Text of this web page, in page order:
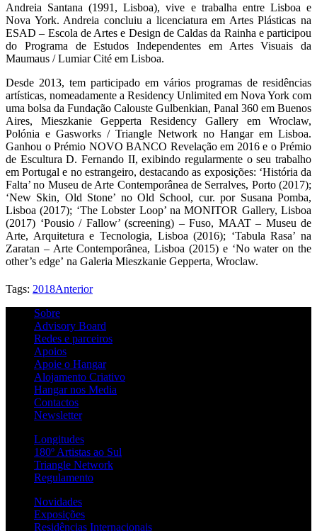
Andreia Santana (1991, Lisboa), vive e trabalha entre Lisboa e
Nova York. Andreia concluiu a licenciatura em Artes Plásticas na
ESAD – Escola de Artes e Design de Caldas da Rainha e participou
do Programa de Estudos Independentes em Artes Visuais da
Maumaus / Lumiar Cité em Lisboa.
Desde 2013, tem participado em vários programas de residências
artísticas, nomeadamente a Residency Unlimited em Nova York com
uma bolsa da Fundação Calouste Gulbenkian, Panal 360 em Buenos
Aires, Mieszkanie Gepperta Residency Gallery em Wroclaw,
Polónia e Gasworks / Triangle Network no Hangar em Lisboa.
Ganhou o Prémio NOVO BANCO Revelação em 2016 e o ​​Prémio
de Escultura D. Fernando II, exibindo regularmente o seu trabalho
em Portugal e no estrangeiro, destacando as exposições: ‘História da
Falta’ no Museu de Arte Contemporânea de Serralves, Porto (2017);
‘New Skin, Old Stone’ no Old School, cur. por Susana Pomba,
Lisboa (2017); ‘The Lobster Loop’ na MONITOR Gallery, Lisboa
(2017) ‘Pousio / Fallow’ (screening) – Fuso, MAAT – Museu de
Arte, Arquitetura e Tecnologia, Lisboa (2016); ‘Tabula Rasa’ na
Zaratan – Arte Contemporânea, Lisboa (2015) e ‘No water on the
other’s edge’ na Galeria Mieszkanie Gepperta, Wroclaw.
Tags: 2018Anterior
Sobre
Advisory Board
Redes e parceiros
Apoios
Apoie o Hangar
Alojamento Criativo
Hangar nos Media
Contactos
Newsletter
Longitudes
180º Artistas ao Sul
Triangle Network
Regulamento
Novidades
Exposições
Residências Internacionais